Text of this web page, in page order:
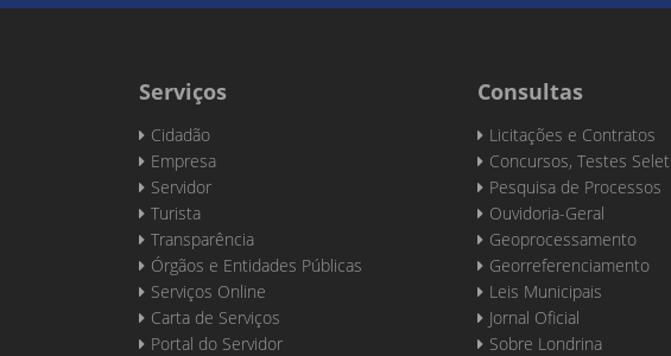
Serviços
Cidadão
Empresa
Servidor
Turista
Transparência
Órgãos e Entidades Públicas
Serviços Online
Carta de Serviços
Portal do Servidor
Consultas
Licitações e Contratos
Concursos, Testes
Pesquisa de Processos
Ouvidoria-Geral
Geoprocessamento
Georreferenciamento
Leis Municipais
Jornal Oficial
Sobre Londrina